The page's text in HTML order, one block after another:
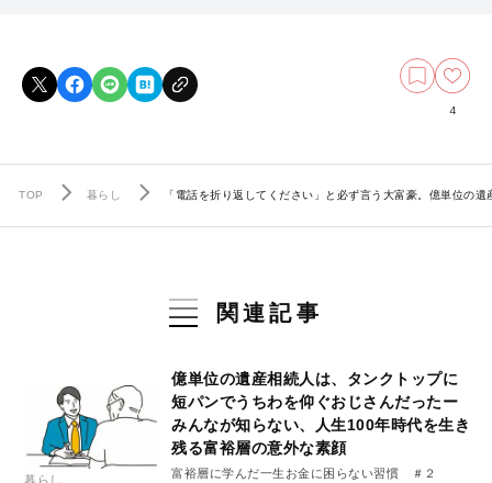
4
TOP 暮らし 「電話を折り返してください」と必ず言う大富豪。億単位の
関連記事
暮らし
億単位の遺産相続人は、タンクトップに
短パンでうちわを仰ぐおじさんだったー
みんなが知らない、人生100年時代を生き
残る富裕層の意外な素顔
富裕層に学んだ一生お金に困らない習慣 ＃２